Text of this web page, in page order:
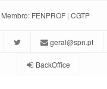
Membro: FENPROF | CGTP
geral@spn.pt
BackOffice